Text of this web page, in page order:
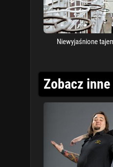
Niewyjaśnione
Zobacz